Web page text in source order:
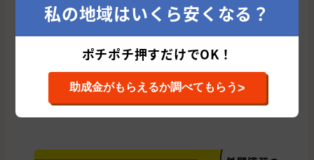
佐倉市 野田市 習志野市 流山市 我孫子市 成田市
四街道市 木更津市 八街市 浦安市 旭市 印西市
茂原市 君津市 袖ケ浦市 富里市 白井市
印旛郡 山武市 富津市 大網白里市 東金市 山武郡
いすみ市 長生郡 香取市 銚子市 鴨川市 館山市
私の地域はいくら安くなる？
ポチポチ押すだけでOK！
助成金がもらえるか調べてもらう>